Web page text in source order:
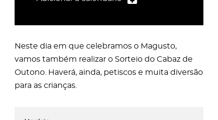
Outlook Online
Yahoo! Calendar
Neste dia em que celebramos o Magusto,
vamos também realizar o Sorteio do Cabaz de
Outono. Haverá, ainda, petiscos e muita diversão
para as crianças.